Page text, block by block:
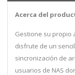
Acerca del
Gestione su propio
disfrute de un
sincronización de
usuarios de NAS